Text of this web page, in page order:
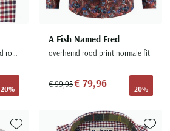
Regular Fit casual overhemd rood katoen
-
20%
A Fish Named Fred
overhemd rood print normale fit
€ 99,95€ 79,96
-
20%